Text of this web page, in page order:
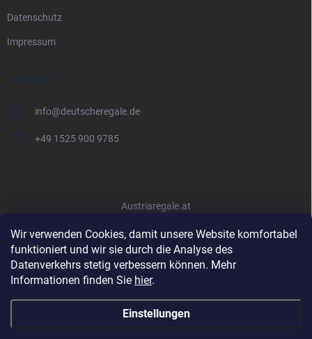
Wir verwenden Cookies, damit unsere Website komfortabel
funktioniert und wir sie durch die Analyse des
Datenverkehrs stetig verbessern können. Mehr
Informationen finden Sie hier.
Einstellungen
Datenschutz
Impressum
KONTAKT
info@deutscheregale.de
+49 1525 900 9785
Austriaregale.at